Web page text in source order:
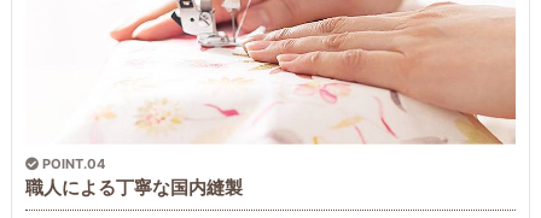
POINT.04
職人による丁寧な国内縫製